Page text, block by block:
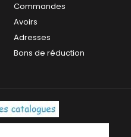
Commandes
Avoirs
Adresses
Bons de réduction